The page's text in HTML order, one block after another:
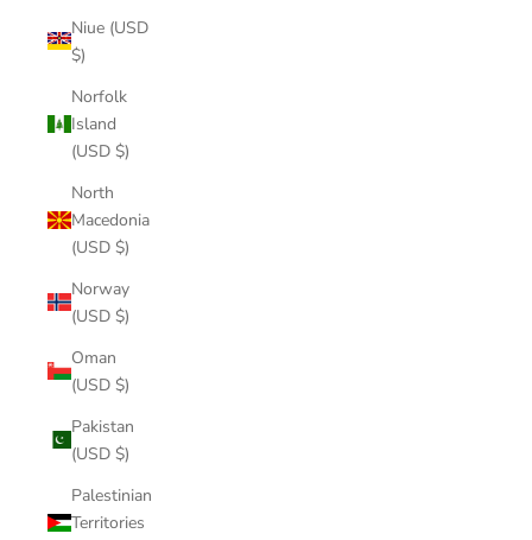
Niue (USD
$)
Norfolk
Island
(USD $)
North
Macedonia
(USD $)
Norway
(USD $)
Oman
(USD $)
Pakistan
(USD $)
Palestinian
Territories